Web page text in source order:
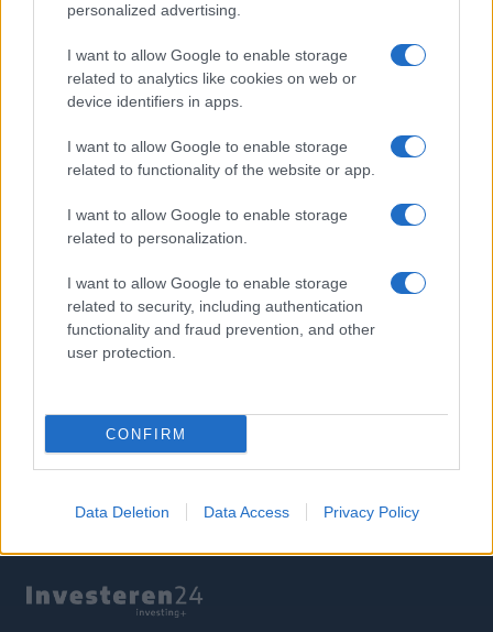
personalized advertising.
I want to allow Google to enable storage
related to analytics like cookies on web or
device identifiers in apps.
I want to allow Google to enable storage
related to functionality of the website or app.
I want to allow Google to enable storage
related to personalization.
I want to allow Google to enable storage
related to security, including authentication
functionality and fraud prevention, and other
user protection.
CONFIRM
Data Deletion Data Access Privacy Policy
kpk ETH Yield
MEEST GELEZEN
de toekomst?
De kracht van lange termijn houders
Brent olieprijs schiet naar 81,62 dollar: de week van de
5 De diverse hypotheeksoorten en hun voordelen in Nederland